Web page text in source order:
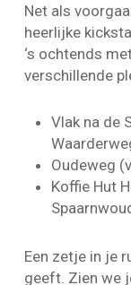
Net als
heerlijke
‘s ochtends
verschillende
Vlak na de
Oudeweg
Koffie Hut
Een zetje in je
geeft. Zien we